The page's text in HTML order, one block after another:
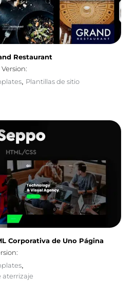
Restaurant
Version:
, Plantillas de sitio
Corporativa de Uno Página
,
aterrizaje